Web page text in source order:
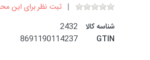
ثبت نظر برای این
شناسه کالا
2432
GTIN
8691190114237